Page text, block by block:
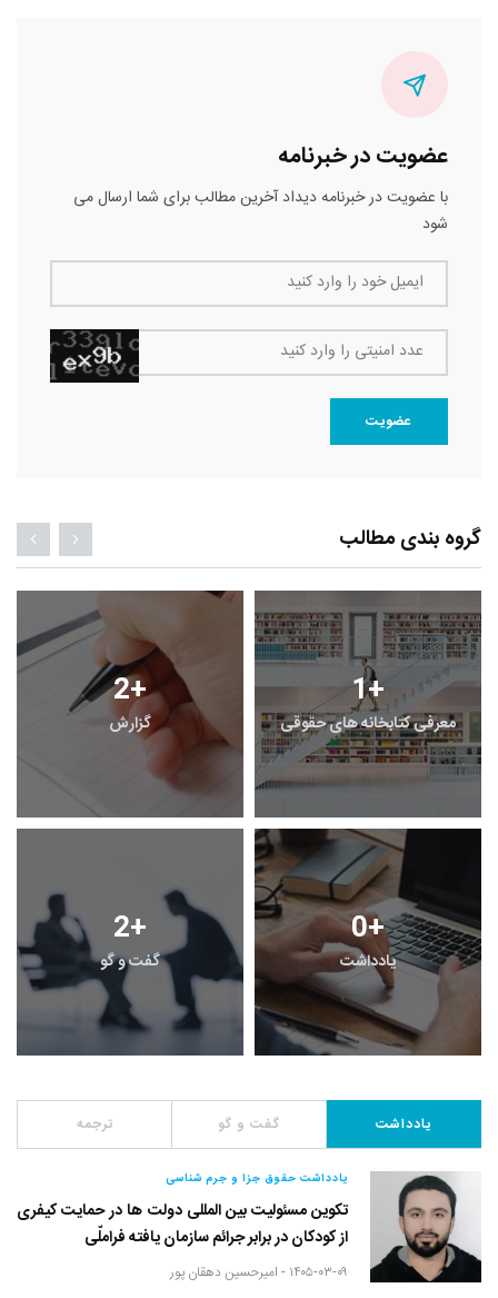
عضویت در خبرنامه
با عضویت در خبرنامه دیداد آخرین مطالب برای شما ارسال می
شود
ایمیل خود را وارد کنید
عدد امنیتی را وارد کنید
عضویت
گروه بندی مطالب
2+
گزارش
1+
معرفی کتابخانه های حقوقی
2+
گفت و گو
0+
یادداشت
یادداشت گفت و گو ترجمه
یادداشت حقوق جزا و جرم شناسی
تکوین مسئولیت بین المللی دولت ها در حمایت کیفری
از کودکان در برابر جرائم سازمان یافته فراملّی
۱۴۰۵-۰۳-۰۹ - امیرحسین دهقان پور